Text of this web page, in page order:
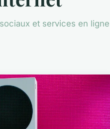
et services en ligne